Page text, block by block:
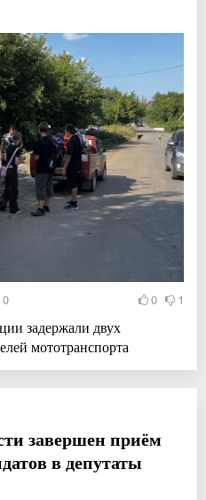
0 0 1
задержали двух
мототранспорта
завершен приём
в депутаты